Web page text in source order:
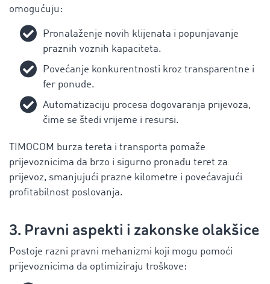
omogućuju:
Pronalaženje novih klijenata i popunjavanje
praznih voznih kapaciteta.
Povećanje konkurentnosti kroz transparentne i
fer ponude.
Automatizaciju procesa dogovaranja prijevoza,
čime se štedi vrijeme i resursi.
TIMOCOM burza tereta i transporta pomaže
prijevoznicima da brzo i sigurno pronađu teret za
prijevoz, smanjujući prazne kilometre i povećavajući
profitabilnost poslovanja.
3. Pravni aspekti i zakonske olakšice
Postoje razni pravni mehanizmi koji mogu pomoći
prijevoznicima da optimiziraju troškove: